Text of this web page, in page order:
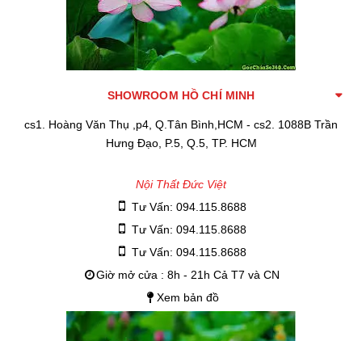
SHOWROOM HỒ CHÍ MINH
cs1. Hoàng Văn Thụ ,p4, Q.Tân Bình,HCM - cs2. 1088B Trần
Hưng Đạo, P.5, Q.5, TP. HCM
Nội Thất Đức Việt
Tư Vấn: 094.115.8688
Tư Vấn: 094.115.8688
Tư Vấn: 094.115.8688
Giờ mở cửa : 8h - 21h Cả T7 và CN
Xem bản đồ